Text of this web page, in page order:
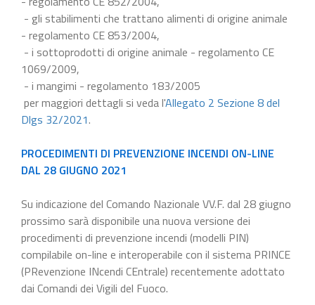
- gli stabilimenti che trattano alimenti di origine animale
- regolamento CE 853/2004,
- i sottoprodotti di origine animale - regolamento CE
1069/2009,
- i mangimi - regolamento 183/2005
per maggiori dettagli si veda l'Allegato 2 Sezione 8 del
Dlgs 32/2021.
PROCEDIMENTI DI PREVENZIONE INCENDI ON-LINE
DAL 28 GIUGNO 2021
Su indicazione del Comando Nazionale VV.F. dal 28 giugno
prossimo sarà disponibile una nuova versione dei
procedimenti di prevenzione incendi (modelli PIN)
compilabile on-line e interoperabile con il sistema PRINCE
(PRevenzione INcendi CEntrale) recentemente adottato
dai Comandi dei Vigili del Fuoco.